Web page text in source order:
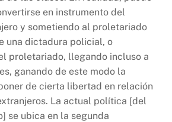
en instrumento del
y sometiendo al proletariado
una dictadura policial, o
proletariado, llegando incluso a
ganando de este modo la
de cierta libertad en relación
La actual política [del
se ubica en la segunda